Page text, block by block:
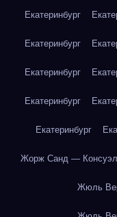
Екатеринбург
Екатеринбург
Екатеринбург
Екатеринбург
Екатеринбург
Жорж Санд —
Жюль